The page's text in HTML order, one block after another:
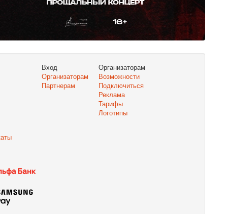
Вход
Организаторам
Партнерам
Организаторам
Возможности
Подключиться
Реклама
Тарифы
Логотипы